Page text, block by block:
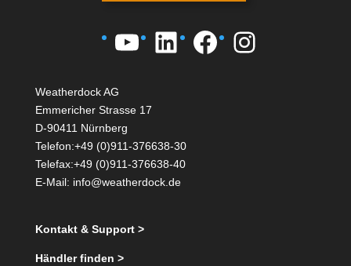
YouTube
LinkedIn
Facebook
Weatherdock AG
Emmericher Strasse 17
D-90411 Nürnberg
Telefon:+49 (0)911-376638-30
Telefax:+49 (0)911-376638-40
E-Mail: info@weatherdock.de
Kontakt & Support >
Händler finden >